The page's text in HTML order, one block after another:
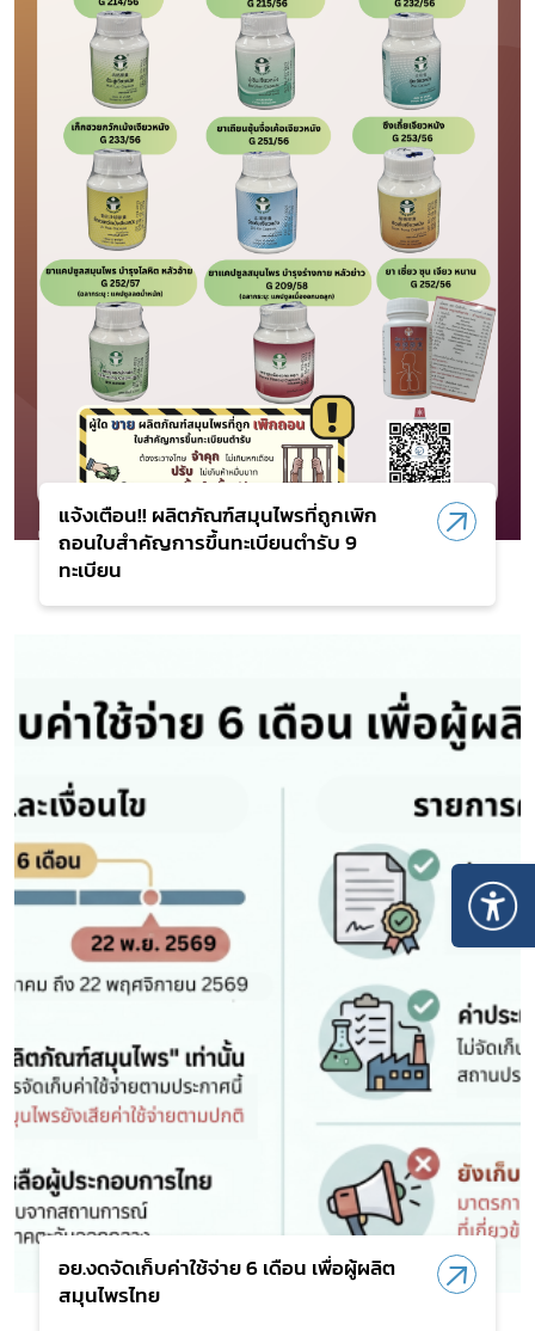
แจ้งเตือน!! ผลิตภัณฑ์สมุนไพรที่ถูกเพิก
ถอนใบสำคัญการขึ้นทะเบียนตำรับ 9
ทะเบียน
อย.งดจัดเก็บค่าใช้จ่าย 6 เดือน เพื่อผู้ผลิต
สมุนไพรไทย